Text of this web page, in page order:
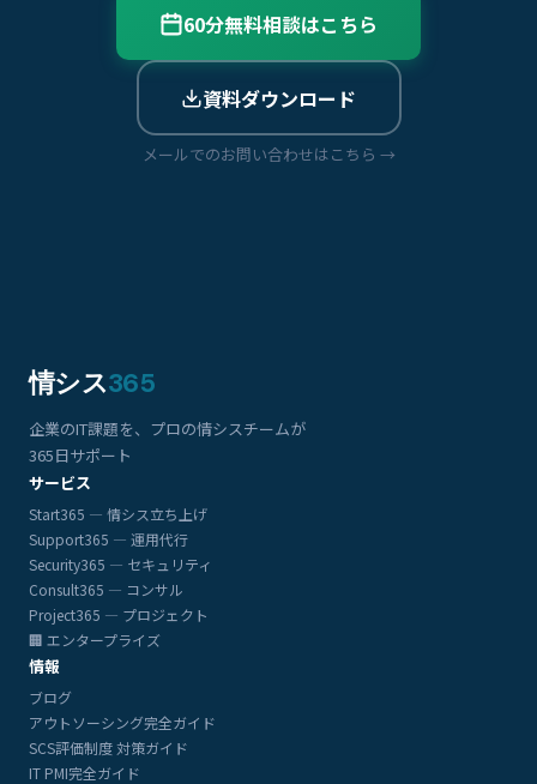
60分無料相談はこちら
資料ダウンロード
メールでのお問い合わせはこちら →
情シス365
企業のIT課題を、プロの情シスチームが
365日サポート
サービス
Start365 — 情シス立ち上げ
Support365 — 運用代行
Security365 — セキュリティ
Consult365 — コンサル
Project365 — プロジェクト
🏢 エンタープライズ
情報
ブログ
アウトソーシング完全ガイド
SCS評価制度 対策ガイド
IT PMI完全ガイド